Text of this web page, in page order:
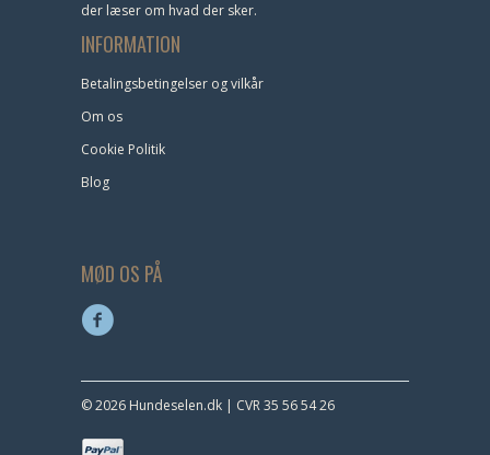
der læser om hvad der sker.
INFORMATION
Betalingsbetingelser og vilkår
Om os
Cookie Politik
Blog
MØD OS PÅ
© 2026 Hundeselen.dk | CVR 35 56 54 26